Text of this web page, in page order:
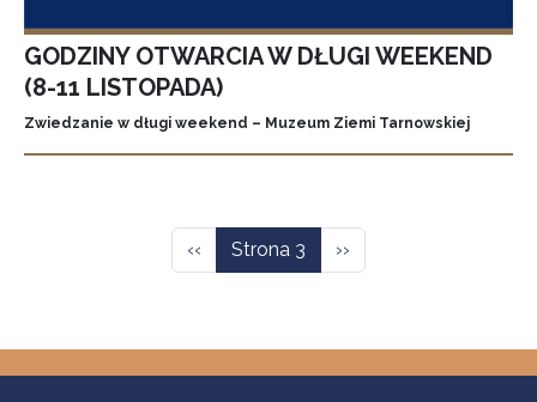
GODZINY OTWARCIA W DŁUGI WEEKEND
(8-11 LISTOPADA)
Zwiedzanie w długi weekend – Muzeum Ziemi Tarnowskiej
Poprzednia strona
‹‹ Strona 3 Następna strona
››